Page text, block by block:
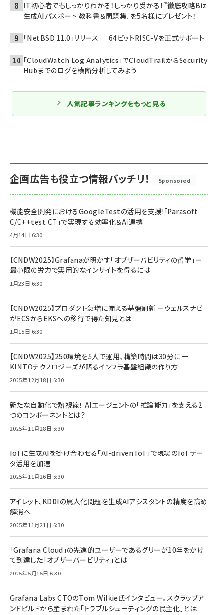
IT初心者でもしっかりわかる！しっかり受かる！『徹底攻略Biz
生成AIパスポート 教科書＆問題集』を5名様にプレゼント！
「NetBSD 11.0」リリース ─ 64ビットRISC-Vを正式サポート
「CloudWatch Log Analytics」でCloudTrailからSecurity
Hubまでのログを横断分析してみよう
人気記事ランキングをもっと見る
企画広告も役立つ情報バッチリ！ Sponsored
機能安全開発におけるGoogleTestの活用を支援!「Parasoft
C/C++test CT」で実現する効率化＆AI連携
4月14日 6:30
【CNDW2025】Grafanaが明かす「オブザーバビリティの哲学」ー
最小限の労力で実用的なインサイトを得るには
1月23日 6:30
【CNDW2025】プロダクト急増に備える基盤刷新 ーウェルスナビ
がECSからEKSへの移行で得た知見とは
1月15日 6:30
【CNDW2025】250環境を5人で運用、構築時間は30分に ー
KINTOテクノロジーズが語るインフラ基盤組織の作り方
2025年12月18日 6:30
新たな自動化で熱視線！ AIエージェントの「推論能力」を支える2
つのコンポーネントとは？
2025年11月28日 6:30
IoTに生成AIを掛け合わせる「AI-driven IoT」で現場のIoTデー
タ活用を加速
2025年11月26日 6:30
アイレット、KDDIの属人化問題を生成AIアシスタントの精度を高め
解消へ
2025年11月21日 6:30
「Grafana Cloud」の先進的ユーザーであるグリーが10年をかけ
て到達した「オブザーバービリティ」とは
2025年5月15日 6:30
Grafana Labs CTOのTom Wilkie氏インタビュー。スクラップア
ンドビルドから産まれた「トラブルシューティングの民主化」とは